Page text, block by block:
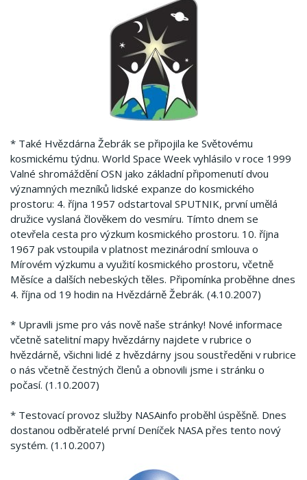
* Také Hvězdárna Žebrák se připojila ke Světovému
kosmickému týdnu. World Space Week vyhlásilo v roce 1999
Valné shromáždění OSN jako základní připomenutí dvou
významných mezníků lidské expanze do kosmického
prostoru: 4. října 1957 odstartoval SPUTNIK, první umělá
družice vyslaná člověkem do vesmíru. Tímto dnem se
otevřela cesta pro výzkum kosmického prostoru. 10. října
1967 pak vstoupila v platnost mezinárodní smlouva o
Mírovém výzkumu a využití kosmického prostoru, včetně
Měsíce a dalších nebeských těles. Připomínka proběhne dnes
4. října od 19 hodin na Hvězdárně Žebrák. (4.10.2007)
* Upravili jsme pro vás nově naše stránky! Nové informace
včetně satelitní mapy hvězdárny najdete v rubrice o
hvězdárně, všichni lidé z hvězdárny jsou soustředěni v rubrice
o nás včetně čestných členů a obnovili jsme i stránku o
počasí. (1.10.2007)
* Testovací provoz služby NASAinfo proběhl úspěšně. Dnes
dostanou odběratelé první Deníček NASA přes tento nový
systém. (1.10.2007)